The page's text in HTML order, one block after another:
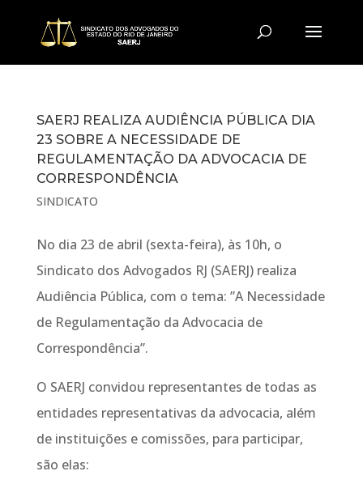
SAERJ REALIZA AUDIÊNCIA PÚBLICA DIA
23 SOBRE A NECESSIDADE DE
REGULAMENTAÇÃO DA ADVOCACIA DE
CORRESPONDÊNCIA
SINDICATO
No dia 23 de abril (sexta-feira), às 10h, o
Sindicato dos Advogados RJ (SAERJ) realiza
Audiência Pública, com o tema: ”A Necessidade
de Regulamentação da Advocacia de
Correspondência”.
O SAERJ convidou representantes de todas as
entidades representativas da advocacia, além
de instituições e comissões, para participar,
são elas: